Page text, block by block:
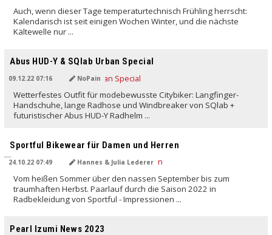
Auch, wenn dieser Tage temperaturtechnisch Frühling herrscht:
Kalendarisch ist seit einigen Wochen Winter, und die nächste
Kältewelle nur ...
Abus HUD-Y & SQlab Urban Special
09.12.22 07:16 NoPain
Wetterfestes Outfit für modebewusste Citybiker: Langfinger-
Handschuhe, lange Radhose und Windbreaker von SQlab +
futuristischer Abus HUD-Y Radhelm ...
Sportful Bikewear für Damen und Herren
24.10.22 07:49 Hannes & Julia Lederer
Vom heißen Sommer über den nassen September bis zum
traumhaften Herbst. Paarlauf durch die Saison 2022 in
Radbekleidung von Sportful - Impressionen ...
Pearl Izumi News 2023